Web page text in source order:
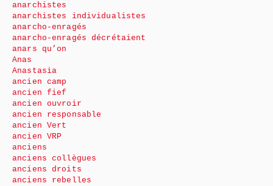
anarchistes
anarchistes individualistes
anarcho-enragés
anarcho-enragés décrétaient
anars qu’on
Anas
Anastasia
ancien camp
ancien fief
ancien ouvroir
ancien responsable
ancien Vert
ancien VRP
anciens
anciens collègues
anciens droits
anciens rebelles